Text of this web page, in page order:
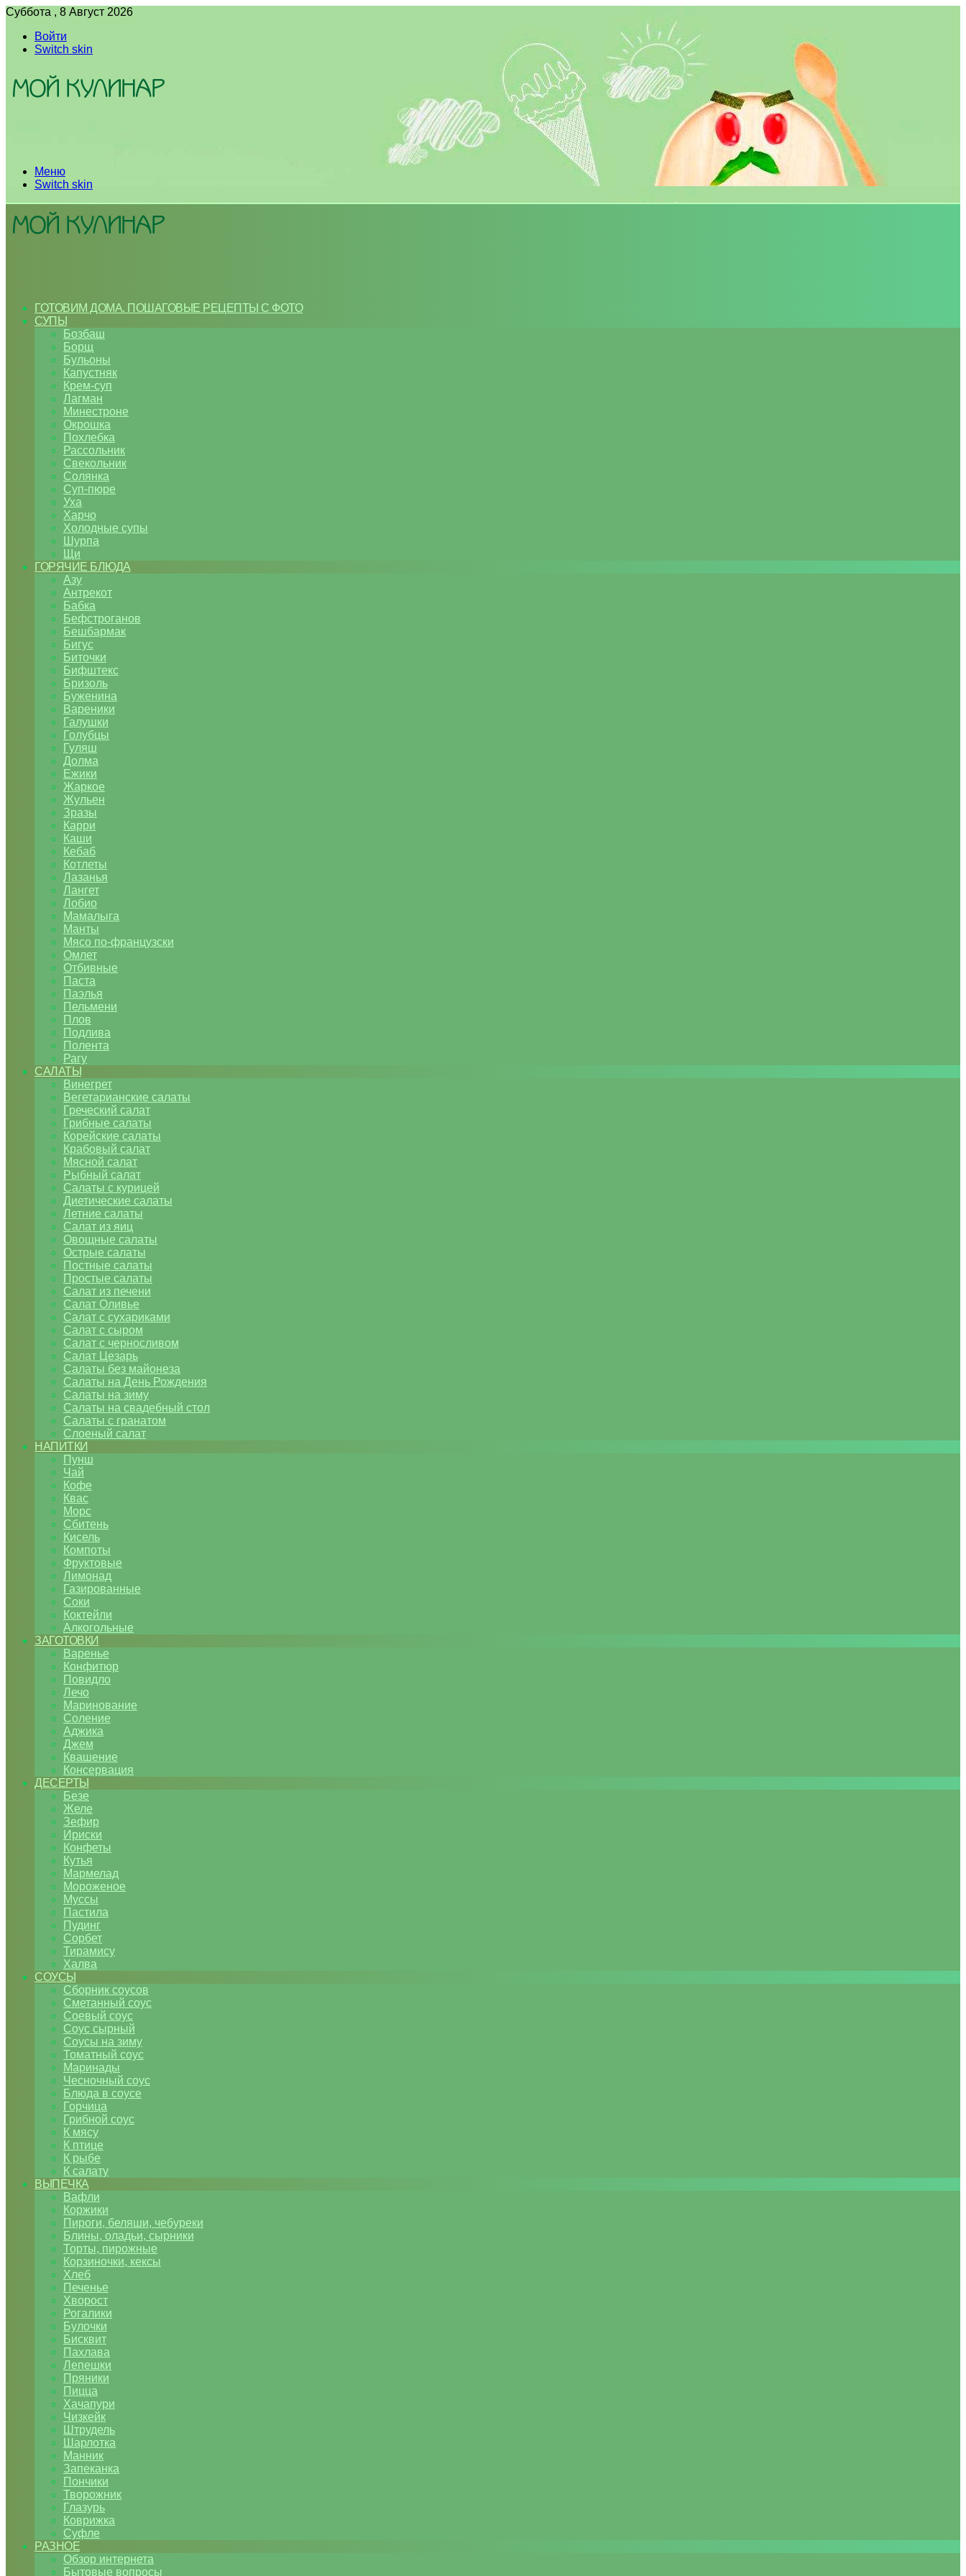
Суббота , 8 Август 2026
Войти
Switch skin
Меню
Switch skin
ГОТОВИМ ДОМА. ПОШАГОВЫЕ РЕЦЕПТЫ С ФОТО
СУПЫ
Бозбаш
Борщ
Бульоны
Капустняк
Крем-суп
Лагман
Минестроне
Окрошка
Похлебка
Рассольник
Свекольник
Солянка
Суп-пюре
Уха
Харчо
Холодные супы
Шурпа
Щи
ГОРЯЧИЕ БЛЮДА
Азу
Антрекот
Бабка
Бефстроганов
Бешбармак
Бигус
Биточки
Бифштекс
Бризоль
Буженина
Вареники
Галушки
Голубцы
Гуляш
Долма
Ежики
Жаркое
Жульен
Зразы
Карри
Каши
Кебаб
Котлеты
Лазанья
Лангет
Лобио
Мамалыга
Манты
Мясо по-французски
Омлет
Отбивные
Паста
Паэлья
Пельмени
Плов
Подлива
Полента
Рагу
САЛАТЫ
Винегрет
Вегетарианские салаты
Греческий салат
Грибные салаты
Корейские салаты
Крабовый салат
Мясной салат
Рыбный салат
Салаты с курицей
Диетические салаты
Летние салаты
Салат из яиц
Овощные салаты
Острые салаты
Постные салаты
Простые салаты
Салат из печени
Салат Оливье
Салат с сухариками
Салат с сыром
Салат с черносливом
Салат Цезарь
Салаты без майонеза
Салаты на День Рождения
Салаты на зиму
Салаты на свадебный стол
Салаты с гранатом
Слоеный салат
НАПИТКИ
Пунш
Чай
Кофе
Квас
Морс
Сбитень
Кисель
Компоты
Фруктовые
Лимонад
Газированные
Соки
Коктейли
Алкогольные
ЗАГОТОВКИ
Варенье
Конфитюр
Повидло
Лечо
Маринование
Соление
Аджика
Джем
Квашение
Консервация
ДЕСЕРТЫ
Безе
Желе
Зефир
Ириски
Конфеты
Кутья
Мармелад
Мороженое
Муссы
Пастила
Пудинг
Сорбет
Тирамису
Халва
СОУСЫ
Сборник соусов
Сметанный соус
Соевый соус
Соус сырный
Соусы на зиму
Томатный соус
Маринады
Чесночный соус
Блюда в соусе
Горчица
Грибной соус
К мясу
К птице
К рыбе
К салату
ВЫПЕЧКА
Вафли
Коржики
Пироги, беляши, чебуреки
Блины, оладьи, сырники
Торты, пирожные
Корзиночки, кексы
Хлеб
Печенье
Хворост
Рогалики
Булочки
Бисквит
Пахлава
Лепешки
Пряники
Пицца
Хачапури
Чизкейк
Штрудель
Шарлотка
Манник
Запеканка
Пончики
Творожник
Глазурь
Коврижка
Суфле
РАЗНОЕ
Обзор интернета
Бытовые вопросы